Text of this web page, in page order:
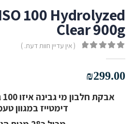
100 Hydrolyzed
Clear 900g
( אין עדיין חוות דעת. )
₪299.00
דימטייז במגוון